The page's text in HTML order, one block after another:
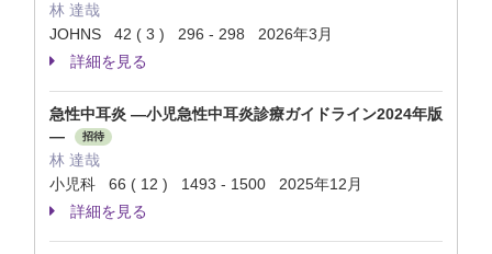
林 達哉
JOHNS 42 ( 3 ) 296 - 298 2026年3月
詳細を見る
急性中耳炎 —小児急性中耳炎診療ガイドライン2024年版
—
招待
林 達哉
小児科 66 ( 12 ) 1493 - 1500 2025年12月
詳細を見る